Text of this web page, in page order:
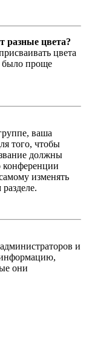
разные цвета?
цвета
было проще
ваша
того, чтобы
должны
изменять
и
они